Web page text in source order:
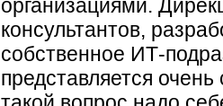
организациями.
консультантов,
собственное ИТ-
представляется